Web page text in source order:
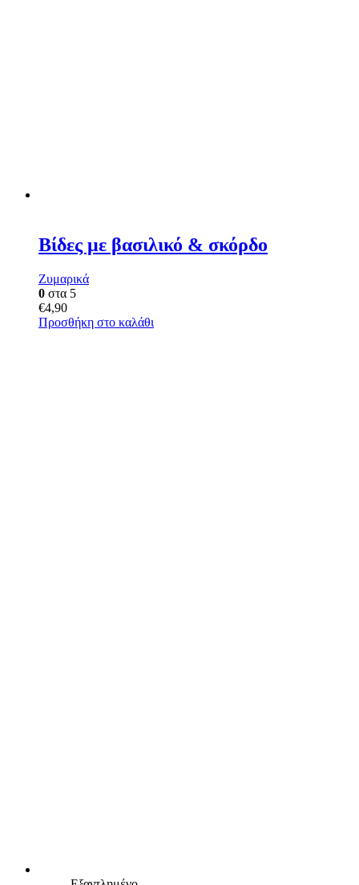
Βίδες με βασιλικό & σκόρδο
Ζυμαρικά
0 στα 5
€4,90
Προσθήκη στο καλάθι